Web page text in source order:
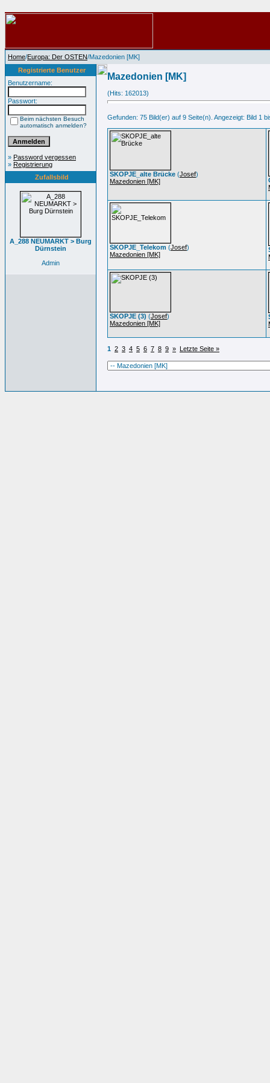
Home/Europa: Der OSTEN/Mazedonien [MK]
Registrierte Benutzer
Benutzername:
Passwort:
Beim nächsten Besuch
automatisch anmelden?
» Password vergessen
» Registrierung
Zufallsbild
A_288 NEUMARKT > Burg
Dürnstein
Admin
Mazedonien [MK]
(Hits: 162013)
Gefunden: 75 Bild(er) auf 9 Seite(n). Angezeigt: Bild 1
SKOPJE_alte Brücke (Josef)
Mazedonien [MK]
SKOPJE_Telekom (Josef)
Mazedonien [MK]
SKOPJE (3) (Josef)
Mazedonien [MK]
1 2 3 4 5 6 7 8 9 » Letzte Seite »